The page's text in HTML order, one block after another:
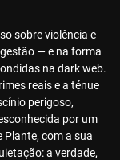
sobre violência e
— e na forma
na dark web.
reais e a ténue
perigoso,
por um
Plante, com a sua
a verdade,